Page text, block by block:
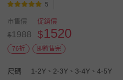
5
市售價
$1988
促銷價
$1520
76折 即將售完
尺碼 1-2Y、2-3Y、3-4Y、4-5Y